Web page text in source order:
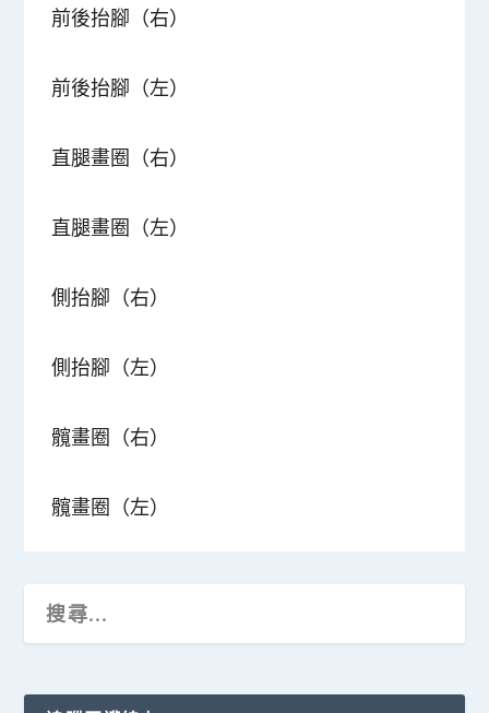
前後抬腳（右）
前後抬腳（左）
直腿畫圈（右）
直腿畫圈（左）
側抬腳（右）
側抬腳（左）
髖畫圈（右）
髖畫圈（左）